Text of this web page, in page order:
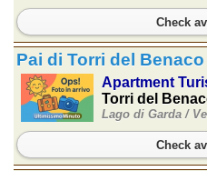
Check
Pai di Torri del Benaco
Apartment
Torri del
Lago di Garda /
Check